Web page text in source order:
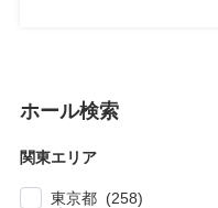
ホール検索
関東エリア
東京都 (258)